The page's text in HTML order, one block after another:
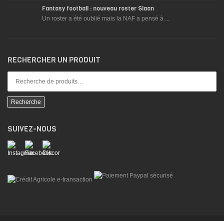
Fantasy football : nouveau roster Slaan
Un roster a été oublié mais la NAF a pensé à ...
RECHERCHER UN PRODUIT
Recherche
SUIVEZ-NOUS